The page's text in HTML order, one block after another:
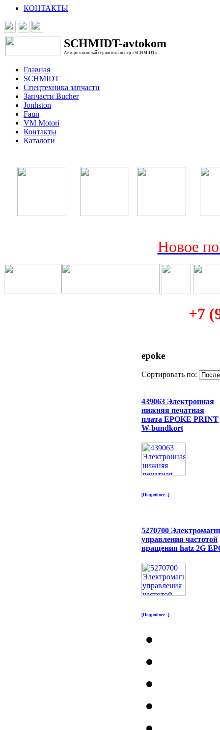
КОНТАКТЫ
SCHMIDT-avtokom
Авторизованный сервисный центр «SCHMIDT»
Главная
SCHMIDT
Спецтехника запчасти
Запчасти Bucher
Jonhston
Faun
VM Motori
Контакты
Каталоги
Новое
+7
epoke
Сортировать по:
439063 Электронная
нижняя печатная
плата EPOKE PRINT
W-bundkort
[Подробнее...]
5270700
управления частотой
вращения hatz 2G
[Подробнее...]